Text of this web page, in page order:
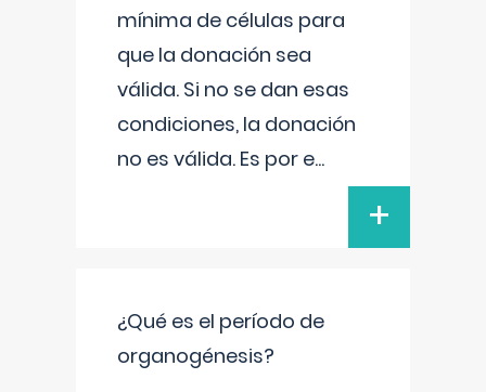
mínima de células para
que la donación sea
válida. Si no se dan esas
condiciones, la donación
no es válida. Es por e...
+
¿Qué es el período de
organogénesis?